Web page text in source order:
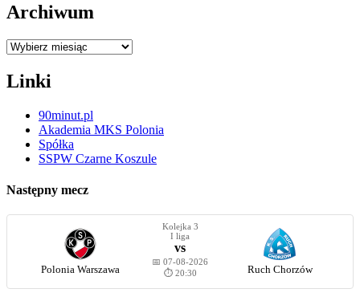
Archiwum
Archiwum
Linki
90minut.pl
Akademia MKS Polonia
Spółka
SSPW Czarne Koszule
Następny mecz
Polonia Warszawa
Kolejka 3
I liga
vs
📅 07-08-2026
⏱️ 20:30
Ruch Chorzów